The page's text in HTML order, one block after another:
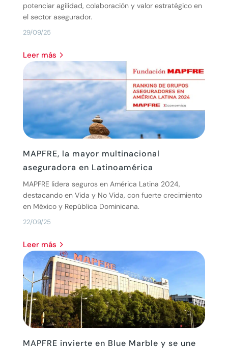
29/09/25
potenciar agilidad, colaboración y valor estratégico en
el sector asegurador.
leer más
MAPFRE, la mayor multinacional
aseguradora en Latinoamérica
22/09/25
MAPFRE lidera seguros en América Latina 2024,
destacando en Vida y No Vida, con fuerte crecimiento
en México y República Dominicana.
leer más
MAPFRE invierte en Blue Marble y se une